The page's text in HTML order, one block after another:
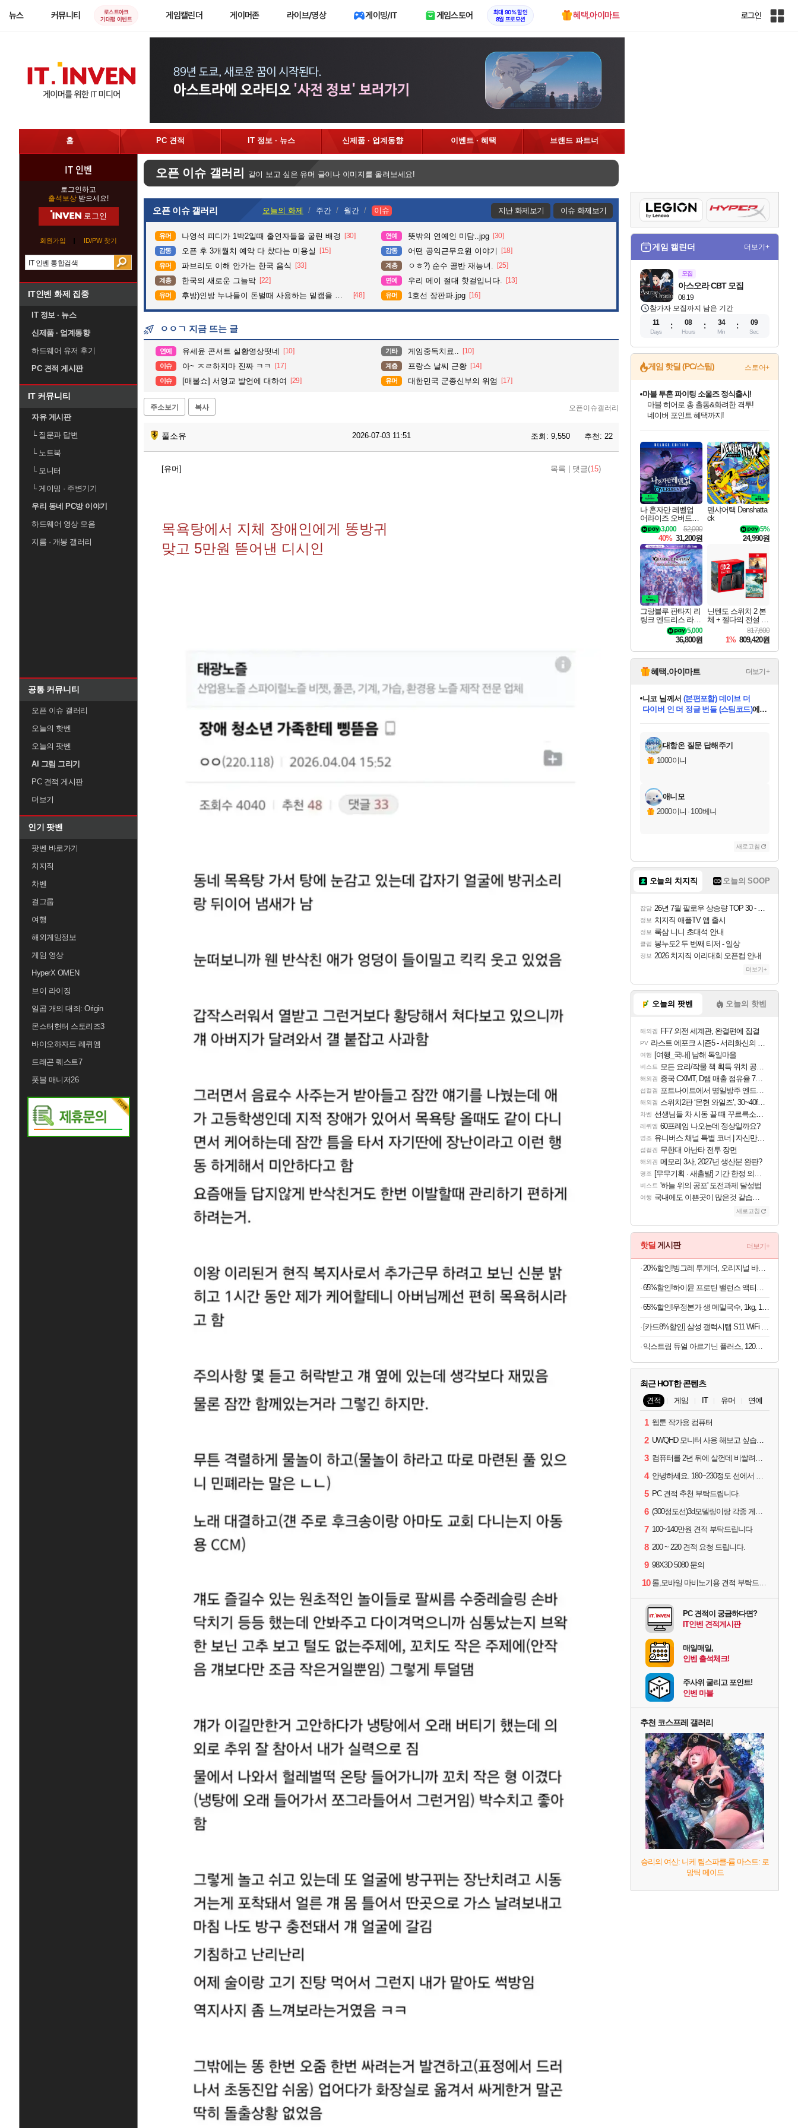
뉴스 커뮤니티
로스트아크
기대평 이벤트
게임캘린더 게이머존 라이브/영상 게이밍/IT 게임스토어
최대 90% 할인
8월 프로모션
혜택.아이마트 로그인
인
홈 PC 견적 IT 정보 · 뉴스 신제품 · 업계동향 이벤트 · 혜택 브랜드 파트너
IT 인벤
로그인하고
출석보상 받으세요!
로그인
회원가입 ID/PW 찾기
IT인벤 화제 집중
IT 정보 · 뉴스
신제품 · 업계동향
하드웨어 유저 후기
PC 견적 게시판
IT 커뮤니티
자유 게시판
└질문과 답변
└노트북
└모니터
└게이밍 · 주변기기
우리 동네 PC방 이야기
하드웨어 영상 모음
지름 · 개봉 갤러리
공통 커뮤니티
오픈 이슈 갤러리
오늘의 핫벤
오늘의 팟벤
AI 그림 그리기
PC 견적 게시판
더보기
인기 팟벤
팟벤 바로가기
치지직
차벤
걸그룹
여행
해외게임정보
게임 영상
HyperX OMEN
브이 라이징
일곱 개의 대죄: Origin
몬스터헌터 스토리즈3
바이오하자드 레퀴엠
드래곤 퀘스트7
풋볼 매니저26
오픈 이슈 갤러리 같이 보고 싶은 유머 글이나 이미지를 올려보세요!
오픈 이슈 갤러리 오늘의 화제 주간 월간 이슈 지난 화제보기 이슈 화제보기
유머 나영석 피디가 1박2일때 출연자들을 굴린 배경 [30] 연예 뜻밖의 연예인 미담..jpg [30]
감동 오픈 후 3개월치 예약 다 찼다는 미용실 [15] 감동 어떤 공익근무요원 이야기 [18]
유머 파브리도 이해 안가는 한국 음식 [33] 계층 ㅇㅎ?) 순수 골반 재능녀. [25]
계층 한국의 새로운 그늘막 [22] 연예 우리 메이 절대 핫걸입니다. [13]
유머 후방)인방 누나들이 돈벌때 사용하는 밑캠을 알아보자 [48] 유머 1호선 장판파.jpg [16]
ㅇㅇㄱ 지금 뜨는 글
연예 유세윤 콘서트 실황영상떳네 [10] 기타 게임중독치료.. [10]
이슈 아~ ㅈㄹ하지마 진짜 ㅋㅋ [17] 계층 프랑스 날씨 근황 [14]
이슈 [매불쇼] 서영교 발언에 대하여 [29] 유머 대한민국 군종신부의 위엄 [17]
주소보기 복사 오픈이슈갤러리
풀소유 2026-07-03 11:51 조회: 9,550 추천: 22
[유머] 목록 댓글(15)
목욕탕에서 지체 장애인에게 똥방귀
맞고 5만원 뜯어낸 디시인
게임 캘린더 더보기+
모집
08.19
아스오라 CBT 모집
참가자 모집까지 남은 기간
11
Days
08
Hours
34
Min
08
Sec
게임 핫딜 (PC/스팀) 스토어+
최대 90% 할인가를 만나보세요!
네이버혜택과 함께 만나보세요!
50%할인&추가 적립까지!
마블 투혼 파이팅 소울즈 정식출시!
마블 히어로 총 출동&화려한 격투!
네이버 포인트 혜택까지!
이니&베니 혜택까지!
네이버 혜택가와 함께 예약하세요!
할인&네이버혜택으로 만나보세요!
네이버페이 혜택과 만나보세요!
40주년 프로모션으로 만나보세요!
할인가에 만나보세요!
일부 에디션 상시 할인!
혜택으로 예약 판매 중
편안하게 충전하세요
나 혼자만 레벨업
어라이즈 오버드라
이브 디럭스 에디션
Solo Leveling Arise
Overdrive Deluxe Edi
tion
52,000
3,000
40% 31,200원
덴샤어택 Denshatta
ck
5%
24,990원
그랑블루 판타지 리
링크 엔드리스 라그
나로크 업그레이드
킷 Granblue Fantasy
Relink Endless Ragn
arok Upgrade Kit DL
C
5,000
36,800원
닌텐도 스위치 2 본
체 + 젤다의 전설 티
어스 오브 더 킹덤
닌텐도 스위치 2 에
디션 + 젤다의 전설
브레스 오브 더 와
일드 닌텐도 스위치
2 에디션 번들
817,600
1% 809,420원
혜택.아이마트 더보기+
교환.
당첨되셨습니다.
니코님께서 (본편포함) 데이브 더
다이버 인 더 정글 번들 (스팀코드)에
당첨되셨습니다.
당첨되셨습니다.
당첨되셨습니다.
당첨되셨습니다.
당첨되셨습니다.
에디션 (스팀코드)를 교환.
당첨되셨습니다.
대항온 질문 답해주기
1000이니
애니모
2000이니 · 100베니
새로고침
오늘의 치지직 오늘의 SOOP
잡담 26년 7월 팔로우 상승량 TOP 30 - 월간 치지직
정보 치지직 애플TV 앱 출시
정보 룩삼 니니 초대석 안내
클립 봉누도2 두 번째 티저 - 일상
정보 2026 치지직 이리대회 오픈컵 안내
더보기+
오늘의 팟벤 오늘의 핫벤
해외겜 FF7 외전 세계관, 완결편에 집결
PV 라스트 에포크 시즌5 - 서리화신의 분노 티저
여행 [여행_국내] 남해 독일마을
비스트 모든 요리/작물 책 획득 위치 공략 (36개) - 미식가 도전과제
해외겜 중국 CXMT, D램 매출 점유율 7%…글로벌 4위로 부상
섭컬겜 포트나이트에서 명일방주 엔드필드 [펠리카] 판매 예정
해외겜 스위치2판 ‘몬헌 와일즈’, 30~40fps 목표 추정
차벤 선생님들 차 시동 끌 때 꾸르륵소리나는데
레퀴엠 60프레임 나오는데 정상일까요?
명조 유니버스 채널 특별 코너 | 자신만의 스타일
섭컬겜 무한대 아난타 전투 장면
해외겜 메모리 3사, 2027년 생산분 완판?
명조 [무무기획 · 새출발] 기간 한정 의뢰 이벤트
비스트 '하늘 위의 공포' 도전과제 달성법
여행 국내에도 이쁜곳이 많은것 같습니다
새로고침
핫딜 게시판 더보기+
20%할인!빙그레 투게더, 오리지널 바닐라, 270ml, 8개
65%할인!하이뮨 프로틴 밸런스 액티브 제로, 밀크쉐이크, 250ml, 18개
65%할인!우정본가 생 메밀국수, 1kg, 1팩 + 시원한 메밀장, 40g, 6개
[카드8%할인] 삼성 갤럭시탭 S11 WiFi 128GB 27.8cm(11형) S펜포함 태블릿PC
익스트림 듀얼 아르기닌 플러스, 120정, 1개
최근 HOT한 콘텐츠
견적 게임 IT 유머 연예
1 웹툰 작가용 컴퓨터
2 UWQHD 모니터 사용 해보고 싶습니다 추천부탁드려요
3 컴퓨터를 2년 뒤에 살껀데 비쌀려나요...?
4 안녕하세요. 180~230정도 선에서 잡고싶습니다.
5 PC 견적 추천 부탁드립니다.
6 (300정도선)3d모델링이랑 각종 게임을 하는데 견적부탁드립니다!300정도선
7 100~140만원 견적 부탁드립니다
8 200 ~ 220 견적 요청 드립니다.
9 98X3D 5080 문의
10 롤,모바일 마비노기용 견적 부탁드립니다(예산150으로 수정)
PC 견적이 궁금하다면?
IT인벤 견적게시판
매일매일,
인벤 출석체크!
주사위 굴리고 포인트!
인벤 마블
추천 코스프레 갤러리
승리의 여신: 니케 팀스파클-륨 마스트: 로
망틱 메이드